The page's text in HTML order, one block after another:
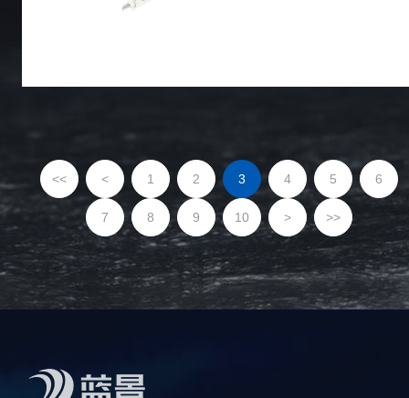
<< < 1 2 3 4 5 6
7 8 9 10 > >>